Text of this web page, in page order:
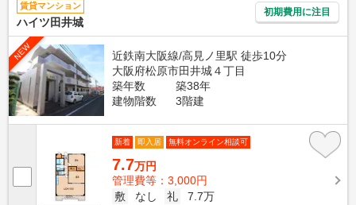
賃貸マンション
ハイツ田井城
初期費用に注目
NEW
近鉄南大阪線/高見ノ里駅 徒歩10分
大阪府松原市田井城４丁目
築年数
築38年
建物階数
3階建
新着 即入居 無料オンライン相談可
7.7万円
管理費等：3,000円
敷
なし 礼
7.7万